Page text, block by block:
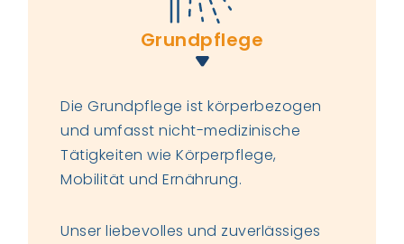
Grundpflege
Die Grundpflege ist körperbezogen
und umfasst nicht-medizinische
Tätigkeiten wie Körperpflege,
Mobilität und Ernährung.
Unser liebevolles und zuverlässiges